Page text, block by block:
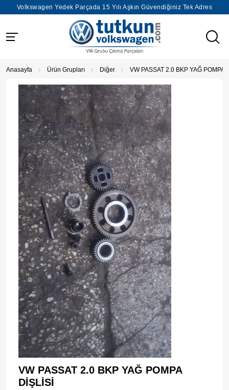
Volkswagen Yedek Parçada 15 Yılı Aşkın Güvendiğiniz Tek Adres
Anasayfa Ürün Grupları Diğer VW PASSAT 2.0 BKP YAĞ POMPA
VW PASSAT 2.0 BKP YAĞ POMPA
DİŞLİSİ